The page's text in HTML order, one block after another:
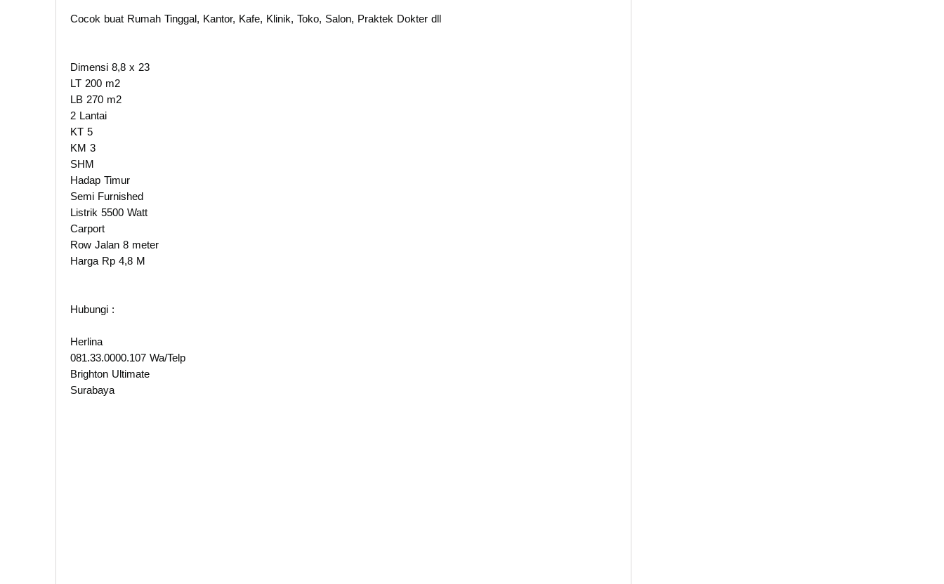
Cocok buat Rumah Tinggal, Kantor, Kafe, Klinik, Toko, Salon, Praktek Dokter dll
Dimensi 8,8 x 23
LT 200 m2
LB 270 m2
2 Lantai
KT 5
KM 3
SHM
Hadap Timur
Semi Furnished
Listrik 5500 Watt
Carport
Row Jalan 8 meter
Harga Rp 4,8 M
Hubungi :
Herlina
081.33.0000.107 Wa/Telp
Brighton Ultimate
Surabaya